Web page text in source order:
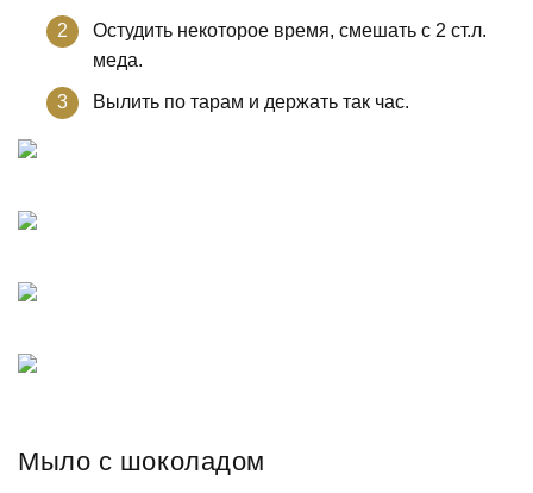
Остудить некоторое время, смешать с 2 ст.л.
меда.
Вылить по тарам и держать так час.
Мыло с шоколадом